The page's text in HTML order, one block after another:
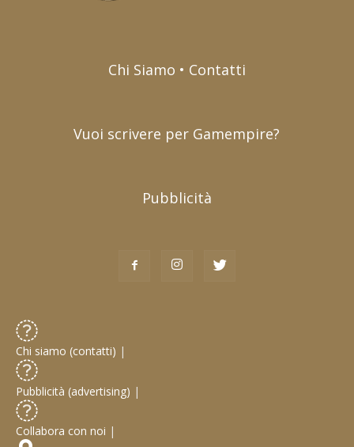
Chi Siamo • Contatti
Vuoi scrivere per Gamempire?
Pubblicità
Chi siamo (contatti) |
Pubblicità (advertising) |
Collabora con noi |